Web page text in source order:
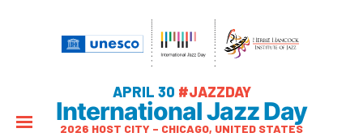
APRIL 30 #JAZZDAY
International Jazz Day
2026 HOST CITY – CHICAGO, UNITED STATES